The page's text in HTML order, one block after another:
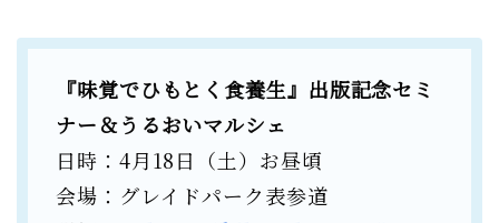
『味覚でひもとく食養生』出版記念セミ
ナー＆うるおいマルシェ
日時：4月18日（土）お昼頃
会場：グレイドパーク表参道